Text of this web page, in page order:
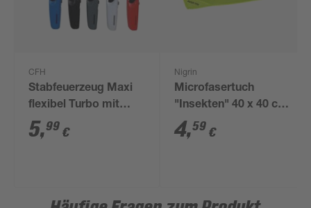
CFH
Stabfeuerzeug Maxi
flexibel Turbo mit
Piezozündung 34,5
cm
5,99 €
Nigrin
Microfasertuch
"Insekten" 40 x 40 cm
grün
4,59 €